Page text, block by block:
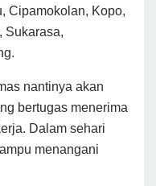
Cipamokolan, Kopo,
Sukarasa,
nantinya akan
bertugas menerima
Dalam sehari
menangani